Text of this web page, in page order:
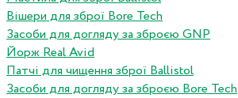
Вішери для зброї Bore Tech
Засоби для догляду за зброєю GNP
Йорж Real Avid
Патчі для чищення зброї Ballistol
Засоби для догляду за зброєю Bore Tech